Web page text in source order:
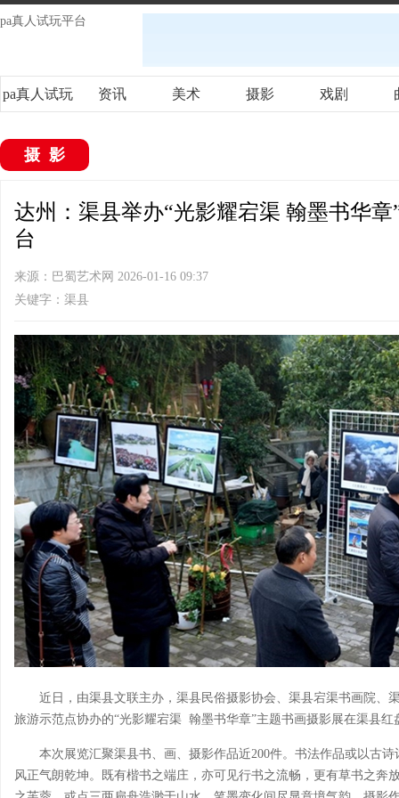
pa真人试玩平台
pa真人试玩 资讯 美术 摄影 戏剧
摄影
达州：渠县举办“光影耀宕渠 翰墨书华
台
来源：巴蜀艺术网 2026-01-16 09:37
关键字：渠县
近日，由渠县文联主办，渠县民俗摄影协会、渠县宕渠书画院、
旅游示范点协办的“光影耀宕渠 翰墨书华章”主题书画摄影展在渠县
本次展览汇聚渠县书、画、摄影作品近200件。书法作品或以古
风正气朗乾坤。既有楷书之端庄，亦可见行书之流畅，更有草书之奔